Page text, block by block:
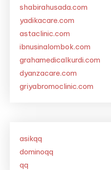
shabirahusada.com
yadikacare.com
astaclinic.com
ibnusinalombok.com
grahamedicalkurdi.com
dyanzacare.com
griyabromoclinic.com
asikqq
dominoqq
qq